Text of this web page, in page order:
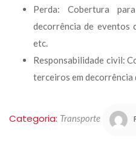
Perda: Cobertura
decorrência de eventos
etc.
Responsabilidade civil:
terceiros em decorrência
Categoria: Transporte